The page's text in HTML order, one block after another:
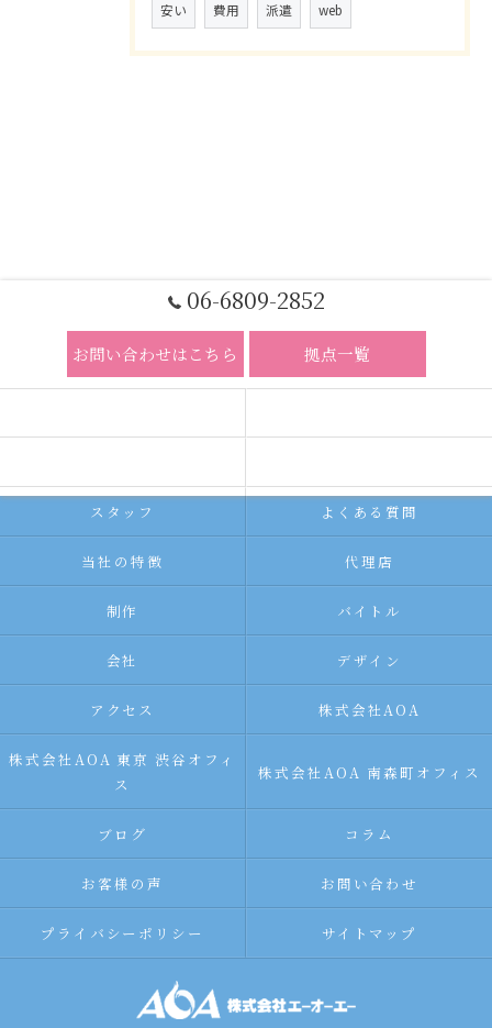
安い 費用 派遣 web
06-6809-2852
お問い合わせはこちら 拠点一覧
スタッフ よくある質問
当社の特徴 代理店
制作 バイトル
会社 デザイン
アクセス 株式会社AOA
株式会社AOA 東京 渋谷オフィ
ス
株式会社AOA 南森町オフィス
ブログ コラム
お客様の声 お問い合わせ
プライバシーポリシー サイトマップ